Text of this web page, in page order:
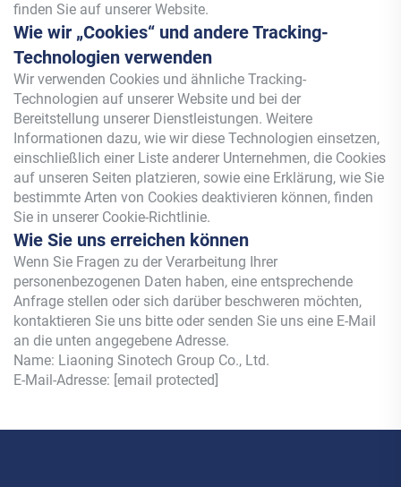
finden Sie auf unserer Website.
Wie wir „Cookies“ und andere Tracking-
Technologien verwenden
Wir verwenden Cookies und ähnliche Tracking-
Technologien auf unserer Website und bei der
Bereitstellung unserer Dienstleistungen. Weitere
Informationen dazu, wie wir diese Technologien einsetzen,
einschließlich einer Liste anderer Unternehmen, die Cookies
auf unseren Seiten platzieren, sowie eine Erklärung, wie Sie
bestimmte Arten von Cookies deaktivieren können, finden
Sie in unserer Cookie-Richtlinie.
Wie Sie uns erreichen können
Wenn Sie Fragen zu der Verarbeitung Ihrer
personenbezogenen Daten haben, eine entsprechende
Anfrage stellen oder sich darüber beschweren möchten,
kontaktieren Sie uns bitte oder senden Sie uns eine E-Mail
an die unten angegebene Adresse.
Name: Liaoning Sinotech Group Co., Ltd.
E-Mail-Adresse: [email protected]